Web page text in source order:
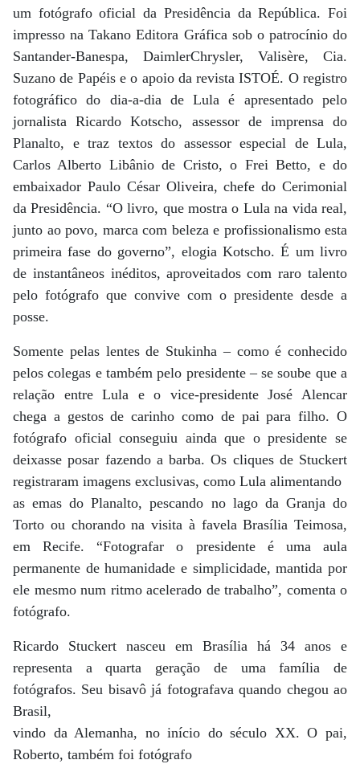
um fotógrafo oficial da Presidência da República. Foi
impresso na Takano Editora Gráfica sob o patrocínio do
Santander-Banespa, DaimlerChrysler, Valisère, Cia.
Suzano de Papéis e o apoio da revista ISTOÉ. O registro
fotográfico do dia-a-dia de Lula é apresentado pelo
jornalista Ricardo Kotscho, assessor de imprensa do
Planalto, e traz textos do assessor especial de Lula,
Carlos Alberto Libânio de Cristo, o Frei Betto, e do
embaixador Paulo César Oliveira, chefe do Cerimonial
da Presidência. “O livro, que mostra o Lula na vida real,
junto ao povo, marca com beleza e profissionalismo esta
primeira fase do governo”, elogia Kotscho. É um livro
de instantâneos inéditos, aproveitados com raro talento
pelo fotógrafo que convive com o presidente desde a
posse.
Somente pelas lentes de Stukinha – como é conhecido
pelos colegas e também pelo presidente – se soube que a
relação entre Lula e o vice-presidente José Alencar
chega a gestos de carinho como de pai para filho. O
fotógrafo oficial conseguiu ainda que o presidente se
deixasse posar fazendo a barba. Os cliques de Stuckert
registraram imagens exclusivas, como Lula alimentando
as emas do Planalto, pescando no lago da Granja do
Torto ou chorando na visita à favela Brasília Teimosa,
em Recife. “Fotografar o presidente é uma aula
permanente de humanidade e simplicidade, mantida por
ele mesmo num ritmo acelerado de trabalho”, comenta o
fotógrafo.
Ricardo Stuckert nasceu em Brasília há 34 anos e
representa a quarta geração de uma família de
fotógrafos. Seu bisavô já fotografava quando chegou ao
Brasil,
vindo da Alemanha, no início do século XX. O pai,
Roberto, também foi fotógrafo